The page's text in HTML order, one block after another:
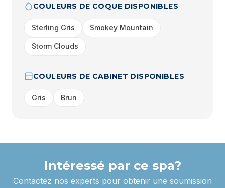
COULEURS DE COQUE DISPONIBLES
Sterling Gris Smokey Mountain
Storm Clouds
COULEURS DE CABINET DISPONIBLES
Gris Brun
Intéressé par ce spa?
Contactez nos experts pour obtenir une soumission